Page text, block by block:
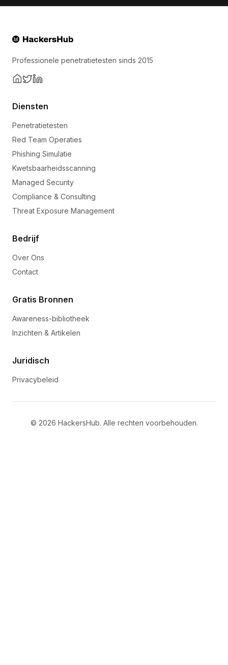
Professionele penetratietesten sinds 2015
Diensten
Penetratietesten
Red Team Operaties
Phishing Simulatie
Kwetsbaarheidsscanning
Managed Security
Compliance & Consulting
Threat Exposure Management
Bedrijf
Over Ons
Contact
Gratis Bronnen
Awareness-bibliotheek
Inzichten & Artikelen
Juridisch
Privacybeleid
© 2026 HackersHub. Alle rechten voorbehouden.